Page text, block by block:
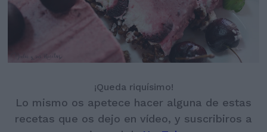
¡Queda riquísimo!
Lo mismo os apetece hacer alguna de estas
recetas que os dejo en vídeo, y suscribiros a